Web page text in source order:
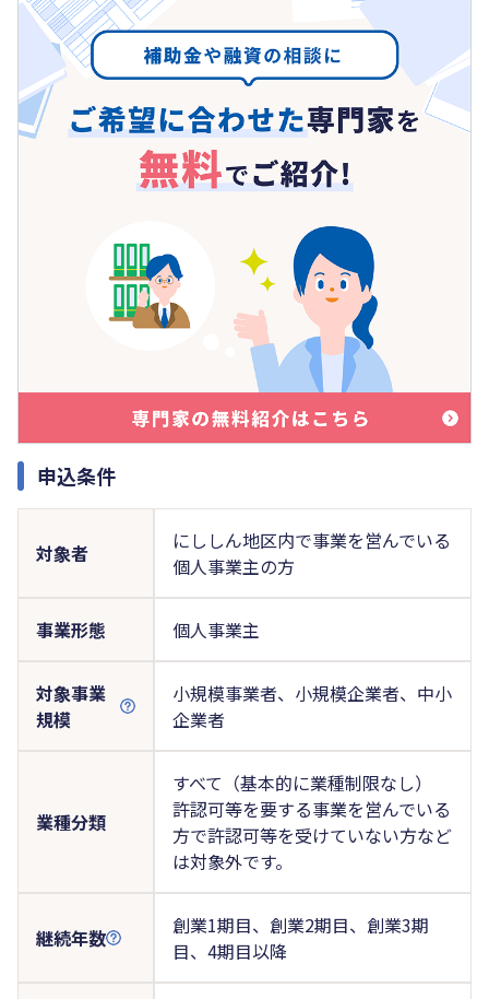
申込条件
対象者
にししん地区内で事業を営んでいる
個人事業主の方
事業形態 個人事業主
対象事業
規模
小規模事業者、小規模企業者、中小
企業者
業種分類
すべて（基本的に業種制限なし）
許認可等を要する事業を営んでいる
方で許認可等を受けていない方など
は対象外です。
継続年数
創業1期目、創業2期目、創業3期
目、4期目以降